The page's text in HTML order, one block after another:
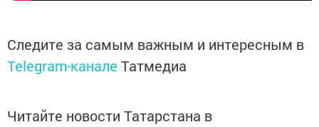
Следите за самым важным и интересным в
Telegram-канале Татмедиа
Читайте новости Татарстана в